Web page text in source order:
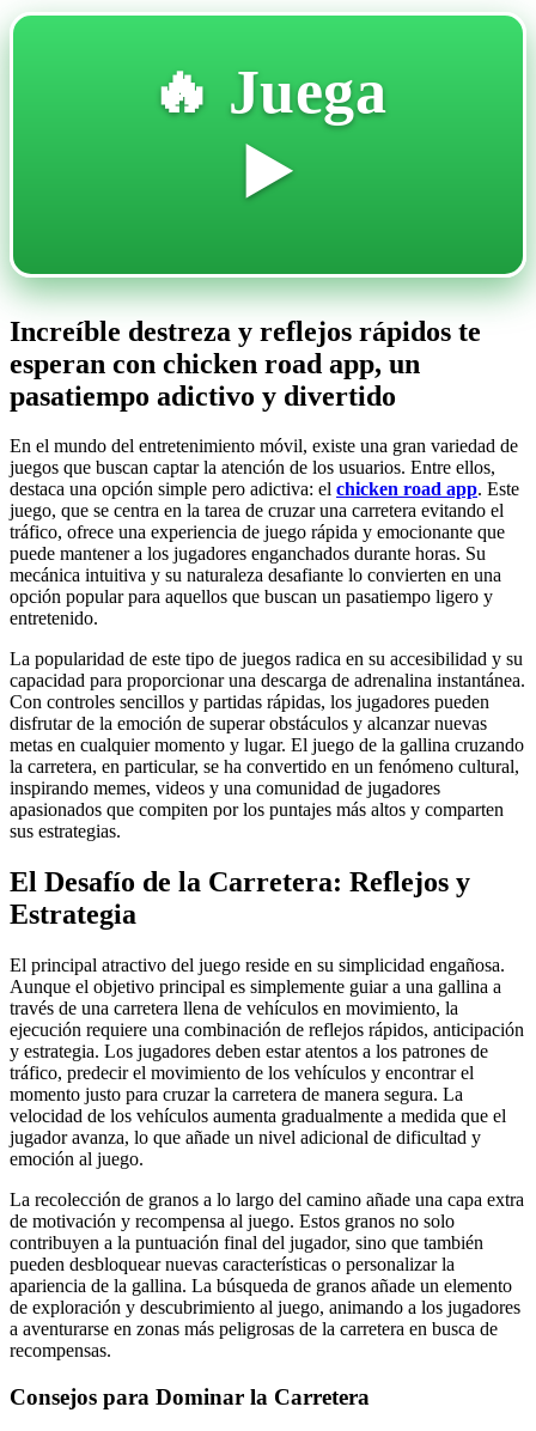
🔥 Juega
▶️
Increíble destreza y reflejos rápidos te
esperan con chicken road app, un
pasatiempo adictivo y divertido
En el mundo del entretenimiento móvil, existe una gran variedad de
juegos que buscan captar la atención de los usuarios. Entre ellos,
destaca una opción simple pero adictiva: el chicken road app. Este
juego, que se centra en la tarea de cruzar una carretera evitando el
tráfico, ofrece una experiencia de juego rápida y emocionante que
puede mantener a los jugadores enganchados durante horas. Su
mecánica intuitiva y su naturaleza desafiante lo convierten en una
opción popular para aquellos que buscan un pasatiempo ligero y
entretenido.
La popularidad de este tipo de juegos radica en su accesibilidad y su
capacidad para proporcionar una descarga de adrenalina instantánea.
Con controles sencillos y partidas rápidas, los jugadores pueden
disfrutar de la emoción de superar obstáculos y alcanzar nuevas
metas en cualquier momento y lugar. El juego de la gallina cruzando
la carretera, en particular, se ha convertido en un fenómeno cultural,
inspirando memes, videos y una comunidad de jugadores
apasionados que compiten por los puntajes más altos y comparten
sus estrategias.
El Desafío de la Carretera: Reflejos y
Estrategia
El principal atractivo del juego reside en su simplicidad engañosa.
Aunque el objetivo principal es simplemente guiar a una gallina a
través de una carretera llena de vehículos en movimiento, la
ejecución requiere una combinación de reflejos rápidos, anticipación
y estrategia. Los jugadores deben estar atentos a los patrones de
tráfico, predecir el movimiento de los vehículos y encontrar el
momento justo para cruzar la carretera de manera segura. La
velocidad de los vehículos aumenta gradualmente a medida que el
jugador avanza, lo que añade un nivel adicional de dificultad y
emoción al juego.
La recolección de granos a lo largo del camino añade una capa extra
de motivación y recompensa al juego. Estos granos no solo
contribuyen a la puntuación final del jugador, sino que también
pueden desbloquear nuevas características o personalizar la
apariencia de la gallina. La búsqueda de granos añade un elemento
de exploración y descubrimiento al juego, animando a los jugadores
a aventurarse en zonas más peligrosas de la carretera en busca de
recompensas.
Consejos para Dominar la Carretera